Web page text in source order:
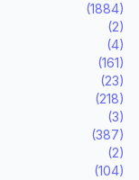
(1884)
(2)
(4)
(161)
(23)
(218)
(3)
(387)
(2)
(104)